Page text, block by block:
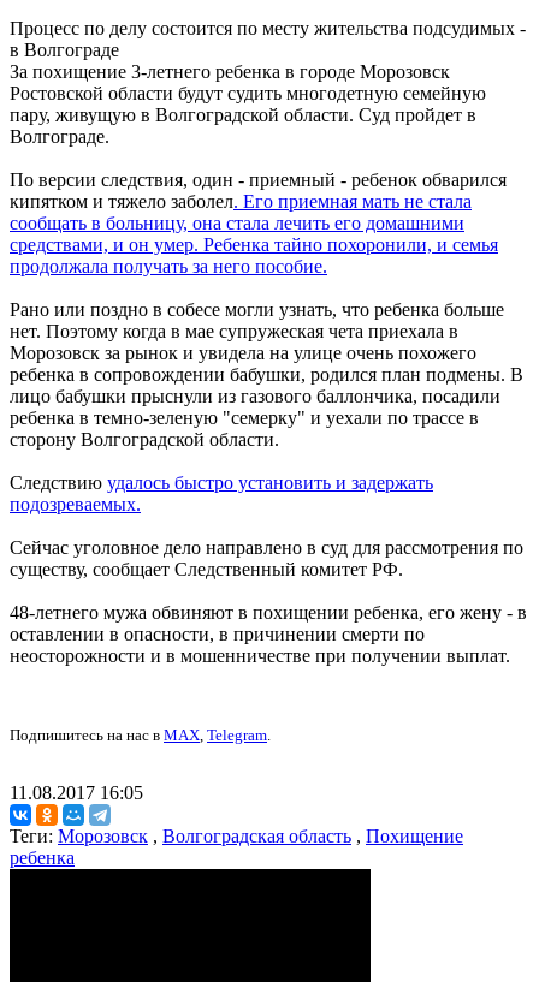
Процесс по делу состоится по месту жительства подсудимых -
в Волгограде
За похищение 3-летнего ребенка в городе Морозовск
Ростовской области будут судить многодетную семейную
пару, живущую в Волгоградской области. Суд пройдет в
Волгограде.
По версии следствия, один - приемный - ребенок обварился
кипятком и тяжело заболел. Его приемная мать не стала
сообщать в больницу, она стала лечить его домашними
средствами, и он умер. Ребенка тайно похоронили, и семья
продолжала получать за него пособие.
Рано или поздно в собесе могли узнать, что ребенка больше
нет. Поэтому когда в мае супружеская чета приехала в
Морозовск за рынок и увидела на улице очень похожего
ребенка в сопровождении бабушки, родился план подмены. В
лицо бабушки прыснули из газового баллончика, посадили
ребенка в темно-зеленую "семерку" и уехали по трассе в
сторону Волгоградской области.
Следствию удалось быстро установить и задержать
подозреваемых.
Сейчас уголовное дело направлено в суд для рассмотрения по
существу, сообщает Следственный комитет РФ.
48-летнего мужа обвиняют в похищении ребенка, его жену - в
оставлении в опасности, в причинении смерти по
неосторожности и в мошенничестве при получении выплат.
Подпишитесь на нас в MAX, Telegram.
11.08.2017 16:05
Теги: Морозовск , Волгоградская область , Похищение
ребенка